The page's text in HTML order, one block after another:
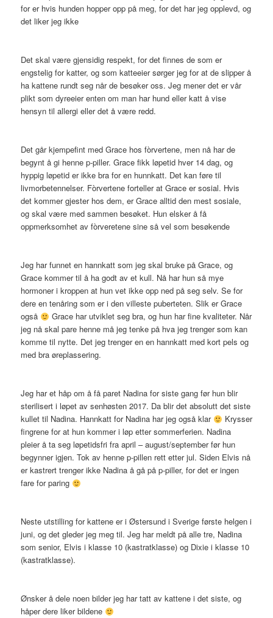
for er hvis hunden hopper opp på meg, for det har jeg opplevd, og
det liker jeg ikke
Det skal være gjensidig respekt, for det finnes de som er
engstelig for katter, og som katteeier sørger jeg for at de slipper å
ha kattene rundt seg når de besøker oss. Jeg mener det er vår
plikt som dyreeier enten om man har hund eller katt å vise
hensyn til allergi eller det å være redd.
Det går kjempefint med Grace hos fòrvertene, men nå har de
begynt å gi henne p-piller. Grace fikk løpetid hver 14 dag, og
hyppig løpetid er ikke bra for en hunnkatt. Det kan føre til
livmorbetennelser. Fòrvertene forteller at Grace er sosial. Hvis
det kommer gjester hos dem, er Grace alltid den mest sosiale,
og skal være med sammen besøket. Hun elsker å få
oppmerksomhet av fòrveretene sine så vel som besøkende
Jeg har funnet en hannkatt som jeg skal bruke på Grace, og
Grace kommer til å ha godt av et kull. Nå har hun så mye
hormoner i kroppen at hun vet ikke opp ned på seg selv. Se for
dere en tenåring som er i den villeste puberteten. Slik er Grace
også
Grace har utviklet seg bra, og hun har fine kvaliteter. Når
jeg nå skal pare henne må jeg tenke på hva jeg trenger som kan
komme til nytte. Det jeg trenger en en hannkatt med kort pels og
med bra øreplassering.
Jeg har et håp om å få paret Nadina for siste gang før hun blir
sterilisert i løpet av senhøsten 2017. Da blir det absolutt det siste
kullet til Nadina. Hannkatt for Nadina har jeg også klar
Krysser
fingrene for at hun kommer i løp etter sommerferien. Nadina
pleier å ta seg løpetidsfri fra april – august/september før hun
begynner igjen. Tok av henne p-pillen rett etter jul. Siden Elvis nå
er kastrert trenger ikke Nadina å gå på p-piller, for det er ingen
fare for paring
Neste utstilling for kattene er i Østersund i Sverige første helgen i
juni, og det gleder jeg meg til. Jeg har meldt på alle tre, Nadina
som senior, Elvis i klasse 10 (kastratklasse) og Dixie i klasse 10
(kastratklasse).
Ønsker å dele noen bilder jeg har tatt av kattene i det siste, og
håper dere liker bildene